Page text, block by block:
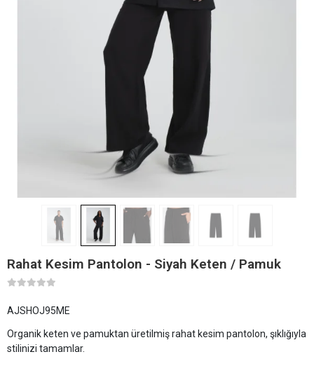
Rahat Kesim Pantolon - Siyah Keten / Pamuk
AJSHOJ95ME
Organik keten ve pamuktan üretilmiş rahat kesim pantolon, şıklığıyla
stilinizi tamamlar.